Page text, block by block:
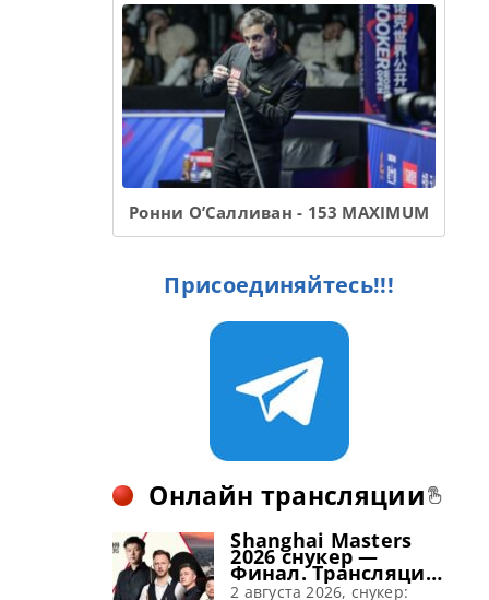
Ронни О’Салливан - 153 MAXIMUM
Присоединяйтесь!!!
Онлайн трансляции
Shanghai Masters
2026 снукер —
Финал. Трансляции
расписание
2 августа 2026, снукер: